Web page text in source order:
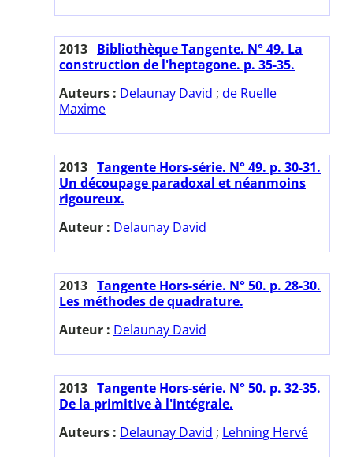
2013 Bibliothèque Tangente. N° 49. La
construction de l'heptagone. p. 35-35.
Auteurs : Delaunay David ; de Ruelle
Maxime
2013 Tangente Hors-série. N° 49. p. 30-31.
Un découpage paradoxal et néanmoins
rigoureux.
Auteur : Delaunay David
2013 Tangente Hors-série. N° 50. p. 28-30.
Les méthodes de quadrature.
Auteur : Delaunay David
2013 Tangente Hors-série. N° 50. p. 32-35.
De la primitive à l'intégrale.
Auteurs : Delaunay David ; Lehning Hervé